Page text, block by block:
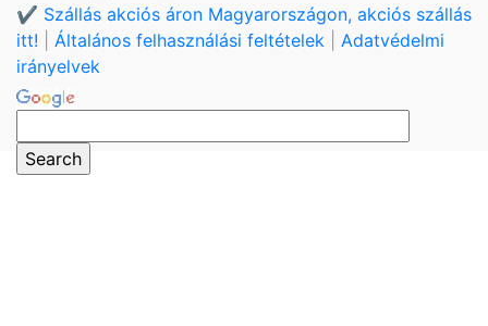
✔️ Szállás akciós áron Magyarországon, akciós szállás
itt!
Általános felhasználási feltételek
Adatvédelmi
irányelvek